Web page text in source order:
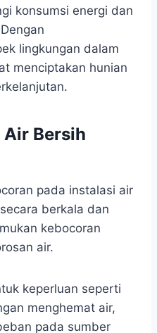
konsumsi energi dan
lingkungan dalam
menciptakan hunian
Bersih
pada instalasi air
berkala dan
kebocoran
air.
keperluan seperti
menghemat air,
pada sumber